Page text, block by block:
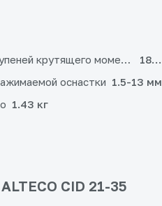
крутящего момента
18+1
оснастки 1.5-13 мм
1.43 кг
CID 21-35